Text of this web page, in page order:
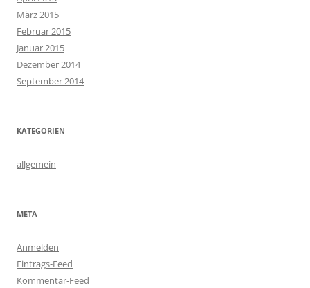
März 2015
Februar 2015
Januar 2015
Dezember 2014
September 2014
KATEGORIEN
allgemein
META
Anmelden
Eintrags-Feed
Kommentar-Feed